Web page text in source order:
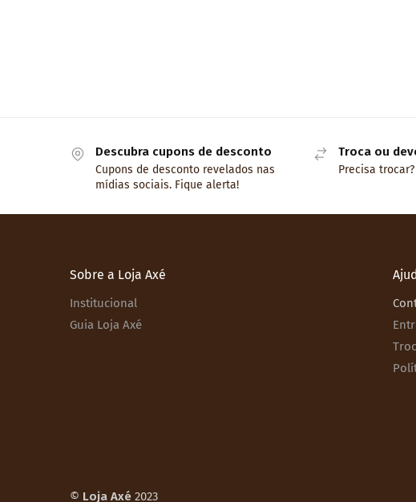
Descubra cupons de desconto
Cupons de desconto revelados nas
mídias sociais. Fique alerta!
Troca ou
Precisa
Sobre a Loja Axé
Institucional
Guia Loja Axé
© Loja Axé 2023